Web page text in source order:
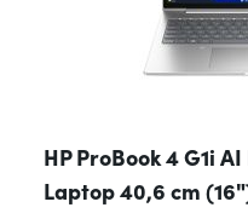
HP ProBook 4 G1i
Laptop 40,6 cm